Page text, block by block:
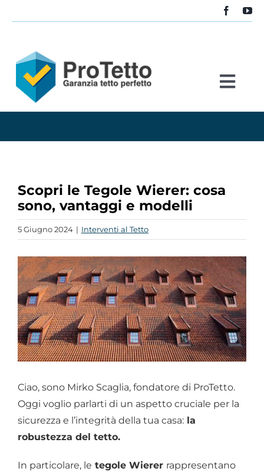
Stabile
Blog
Chi siamo
Scopri le Tegole Wierer: cosa
sono, vantaggi e modelli
5 Giugno 2024 | Interventi al Tetto
Ciao, sono Mirko Scaglia, fondatore di ProTetto.
Oggi voglio parlarti di un aspetto cruciale per la
sicurezza e l’integrità della tua casa: la
robustezza del tetto.
In particolare, le tegole Wierer rappresentano